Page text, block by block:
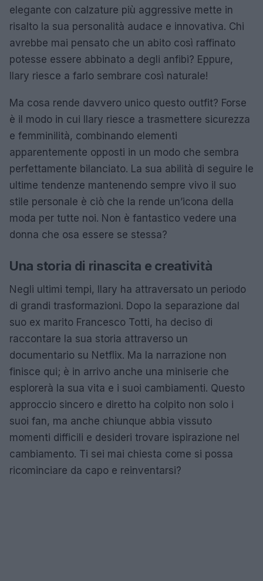
elegante con calzature più aggressive mette in
risalto la sua personalità audace e innovativa. Chi
avrebbe mai pensato che un abito così raffinato
potesse essere abbinato a degli anfibi? Eppure,
Ilary riesce a farlo sembrare così naturale!
Ma cosa rende davvero unico questo outfit? Forse
è il modo in cui Ilary riesce a trasmettere sicurezza
e femminilità, combinando elementi
apparentemente opposti in un modo che sembra
perfettamente bilanciato. La sua abilità di seguire le
ultime tendenze mantenendo sempre vivo il suo
stile personale è ciò che la rende un’icona della
moda per tutte noi. Non è fantastico vedere una
donna che osa essere se stessa?
Una storia di rinascita e creatività
Negli ultimi tempi, Ilary ha attraversato un periodo
di grandi trasformazioni. Dopo la separazione dal
suo ex marito Francesco Totti, ha deciso di
raccontare la sua storia attraverso un
documentario su Netflix. Ma la narrazione non
finisce qui; è in arrivo anche una miniserie che
esplorerà la sua vita e i suoi cambiamenti. Questo
approccio sincero e diretto ha colpito non solo i
suoi fan, ma anche chiunque abbia vissuto
momenti difficili e desideri trovare ispirazione nel
cambiamento. Ti sei mai chiesta come si possa
ricominciare da capo e reinventarsi?